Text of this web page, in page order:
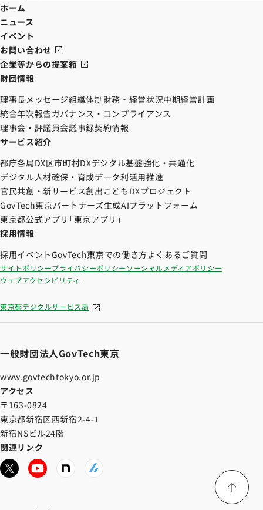
ホーム
ニュース
イベント
お問い合わせ
企業等からの提案箱
サイトポリシープライバシーポリシーソーシャルメディアポリシー
ウェブアクセシビリティ
東京都デジタルサービス局
財団情報
理事長メッセージ組織体制財務・経営状況中期経営計画
統合年次報告ガバナンス・コンプライアンス
理事会・評議員会議事録契約情報
サービス紹介
都庁各局DX区市町村DXデジタル基盤強化・共通化
デジタル人材確保・育成データ利活用推進
官民共創・新サービス創出 こどもDXプロジェクト
GovTech東京パートナーズ生成AIプラットフォーム
東京都公式アプリ「東京アプリ」
採用情報
採用イベントGovTech東京での働き方よくあるご質問
一般財団法人GovTech東京
www.govtechtokyo.or.jp
アクセス
〒163-0824
東京都新宿区西新宿2-4-1
新宿NSビル24階
関連リンク